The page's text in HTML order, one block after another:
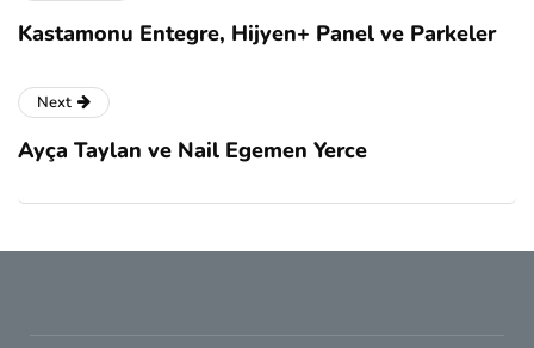
Kastamonu Entegre, Hijyen+ Panel ve Parkeler
Next
Ayça Taylan ve Nail Egemen Yerce